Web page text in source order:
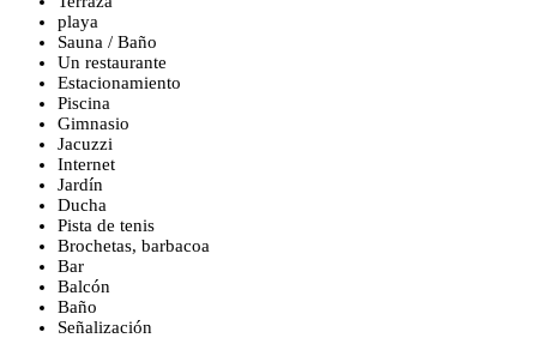
playa
Sauna / Baño
Un restaurante
Estacionamiento
Piscina
Gimnasio
Jacuzzi
Internet
Jardín
Ducha
Pista de tenis
Brochetas, barbacoa
Bar
Balcón
Baño
Señalización